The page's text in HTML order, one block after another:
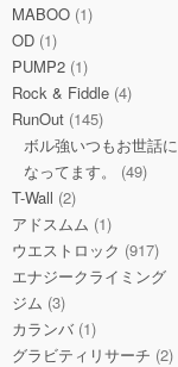
MABOO (1)
OD (1)
PUMP2 (1)
Rock & Fiddle (4)
RunOut (145)
ボル強いつもお世話に
なってます。
(49)
T-Wall (2)
アドスムム (1)
ウエストロック (917)
エナジークライミング
ジム (3)
カランバ (1)
グラビティリサーチ (2)